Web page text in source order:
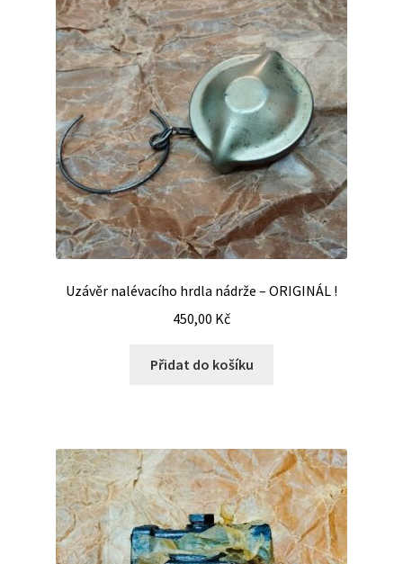
Uzávěr nalévacího hrdla nádrže – ORIGINÁL !
450,00 Kč
Přidat do košíku